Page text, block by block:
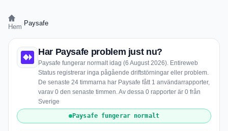
Hem Paysafe
Har Paysafe problem just nu?
Paysafe fungerar normalt idag (6 August 2026). Entireweb
Status registrerar inga pågående driftstörningar eller problem.
De senaste 24 timmarna har Paysafe fått 1 användarrapporter,
varav 0 den senaste timmen. Av dessa 0 rapporter är 0 från
Sverige
Paysafe fungerar normalt